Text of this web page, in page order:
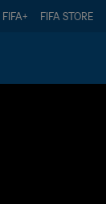
FIFA+ FIFA STORE